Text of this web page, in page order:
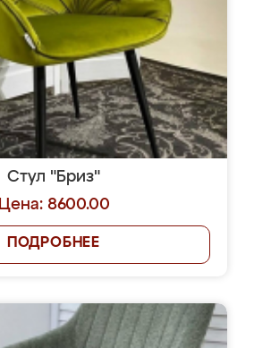
Стул "Бриз"
Цена: 8600.00
ПОДРОБНЕЕ